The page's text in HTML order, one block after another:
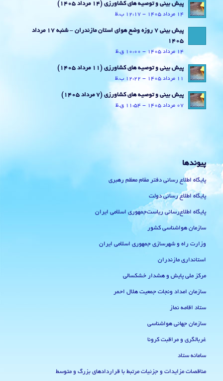
پیش بینی و توصیه های کشاورزی (14 مرداد ۱۴۰۵)
14 مرداد 1405 - 12:17 ب.ظ
پیش بینی 7 روزه وضع هوای استان مازندران – شنبه 17 مرداد
1405
14 مرداد 1405 - 10:00 ق.ظ
پیش بینی و توصیه های کشاورزی (11 مرداد ۱۴۰۵)
11 مرداد 1405 - 12:22 ب.ظ
پیش بینی و توصیه های کشاورزی (7 مرداد ۱۴۰۵)
07 مرداد 1405 - 11:54 ق.ظ
پیوندها
پایگاه اطلاع رسانی دفتر مقام معظم رهبری
پایگاه اطلاع رسانی دولت
پایگاه اطلاع‌رسانی ریاست‌جمهوری اسلامی ایران
سازمان هواشناسی کشور
وزارت راه و شهرسازی جمهوری اسلامی ایران
استانداری مازندران
مرکز ملی پایش و هشدار خشکسالی
سازمان امداد ونجات جمعیت هلال احمر
ستاد اقامه نماز
سازمان جهانی هواشناسی
غربالگری و مراقبت کرونا
سامانه ستاد
مناقصات مزایدات و جزئیات مرتبط با قراردادهای بزرگ و متوسط